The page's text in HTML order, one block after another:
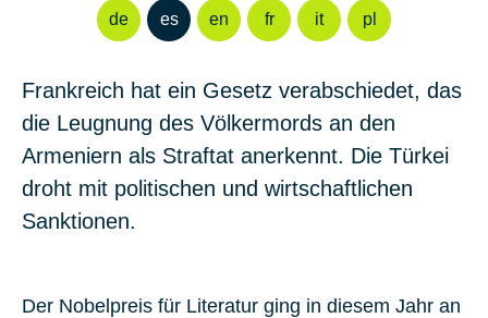
de es en fr it pl
Frankreich hat ein Gesetz verabschiedet, das
die Leugnung des Völkermords an den
Armeniern als Straftat anerkennt. Die Türkei
droht mit politischen und wirtschaftlichen
Sanktionen.
Der Nobelpreis für Literatur ging in diesem Jahr an